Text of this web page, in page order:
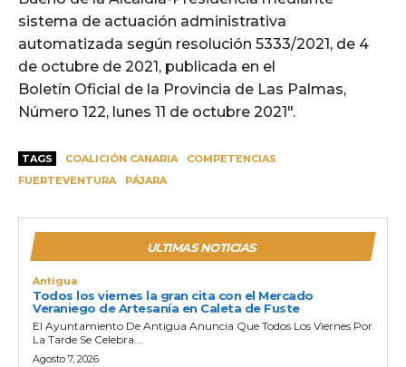
sistema de actuación administrativa
automatizada según resolución 5333/2021, de 4
de octubre de 2021, publicada en el
Boletín Oficial de la Provincia de Las Palmas,
Número 122, lunes 11 de octubre 2021″.
TAGS COALICIÓN CANARIA
COMPETENCIAS
FUERTEVENTURA
PÁJARA
ULTIMAS NOTICIAS
Antigua
Todos los viernes la gran cita con el Mercado
Veraniego de Artesanía en Caleta de Fuste
El Ayuntamiento De Antigua Anuncia Que Todos Los Viernes Por
La Tarde Se Celebra...
Agosto 7, 2026